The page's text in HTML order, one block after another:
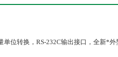
位转换，RS-232C输出接口，全新*外